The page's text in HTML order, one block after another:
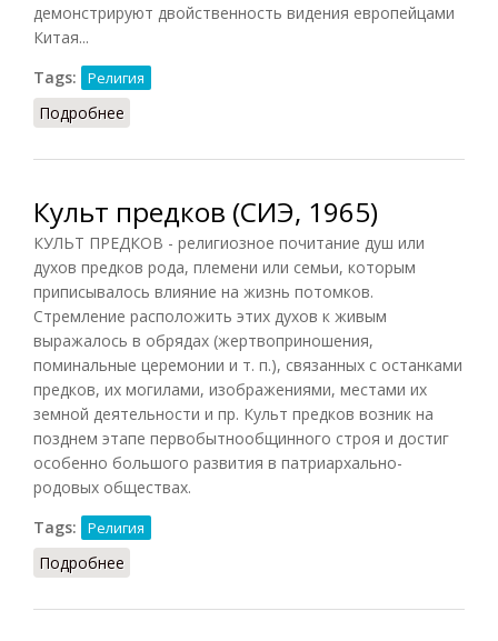
демонстрируют двойственность видения европейцами
Китая...
Tags:
Религия
Подробнее
Культ предков (СИЭ, 1965)
КУЛЬТ ПРЕДКОВ - религиозное почитание душ или
духов предков рода, племени или семьи, которым
приписывалось влияние на жизнь потомков.
Стремление расположить этих духов к живым
выражалось в обрядах (жертвоприношения,
поминальные церемонии и т. п.), связанных с останками
предков, их могилами, изображениями, местами их
земной деятельности и пр. Культ предков возник на
позднем этапе первобытнообщинного строя и достиг
особенно большого развития в патриархально-
родовых обществах.
Tags:
Религия
Подробнее